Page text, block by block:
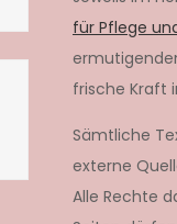
für Pflege
frische Kraft
Sämtliche
externe
Alle Rechte